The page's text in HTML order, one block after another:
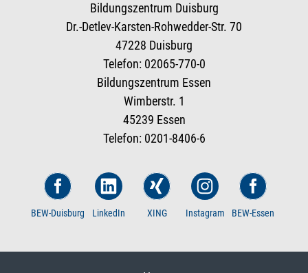
Bildungszentrum Duisburg
Dr.-Detlev-Karsten-Rohwedder-Str. 70
47228 Duisburg
Telefon: 02065-770-0
Bildungszentrum Essen
Wimberstr. 1
45239 Essen
Telefon: 0201-8406-6
BEW-Duisburg LinkedIn XING Instagram BEW-Essen